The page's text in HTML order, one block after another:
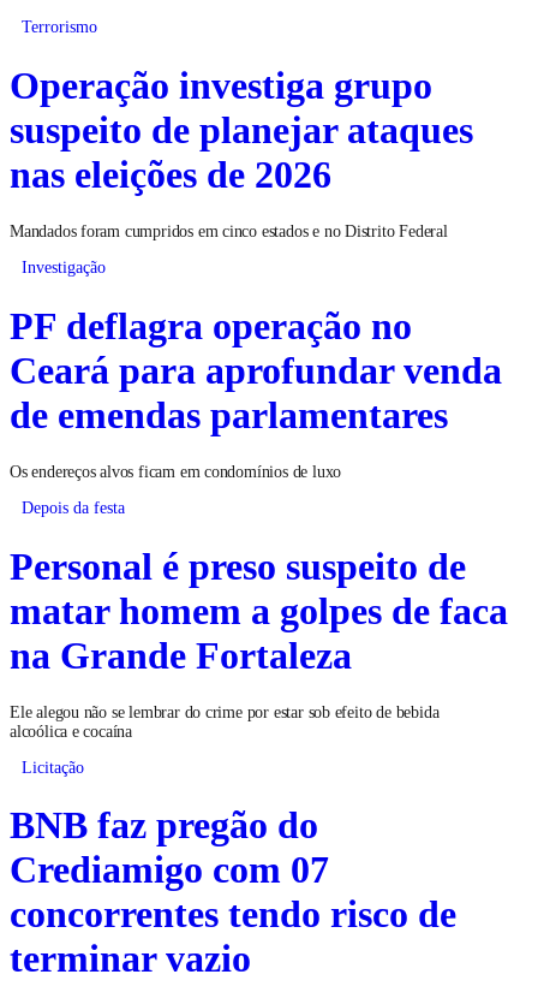
Terrorismo
Operação investiga grupo
suspeito de planejar ataques
nas eleições de 2026
Mandados foram cumpridos em cinco estados e no Distrito Federal
Investigação
PF deflagra operação no
Ceará para aprofundar venda
de emendas parlamentares
Os endereços alvos ficam em condomínios de luxo
Depois da festa
Personal é preso suspeito de
matar homem a golpes de faca
na Grande Fortaleza
Ele alegou não se lembrar do crime por estar sob efeito de bebida
alcoólica e cocaína
Licitação
BNB faz pregão do
Crediamigo com 07
concorrentes tendo risco de
terminar vazio